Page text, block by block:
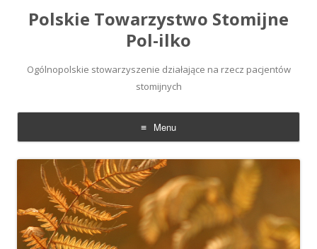
Polskie Towarzystwo Stomijne
Pol-ilko
Ogólnopolskie stowarzyszenie działające na rzecz pacjentów
stomijnych
Menu
Skip
to
content